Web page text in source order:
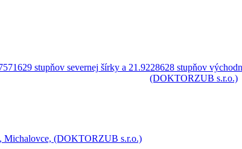
Michalovce, (DOKTORZUB s.r.o.)